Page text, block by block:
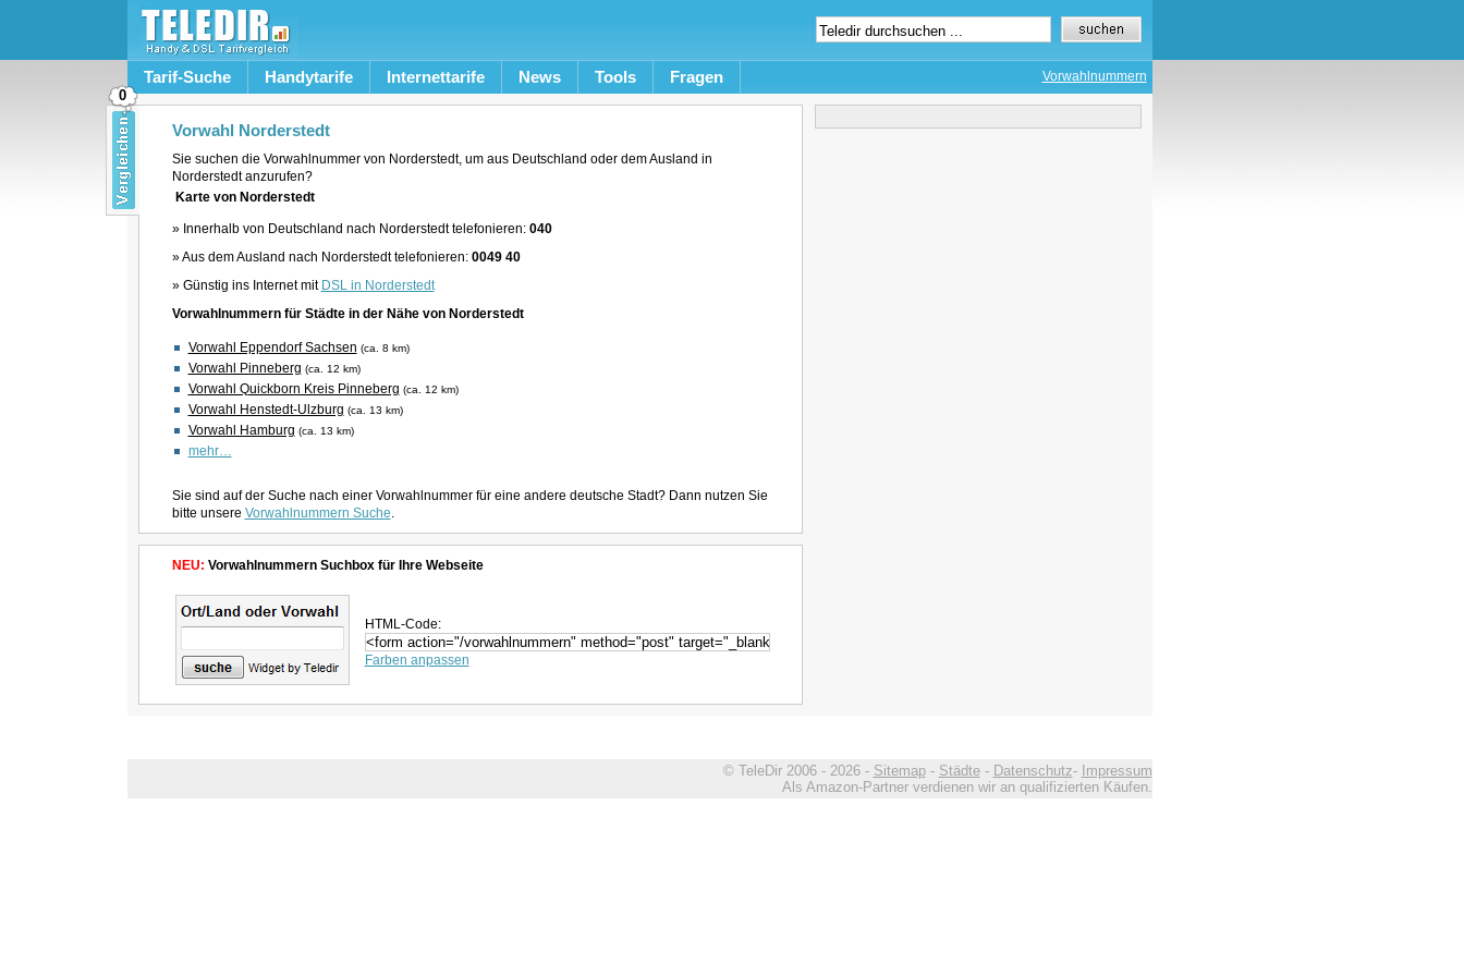
Tarif-Suche Handytarife Internettarife News Tools Fragen Vorwahlnummern
Vorwahl Norderstedt
Sie suchen die Vorwahlnummer von Norderstedt, um aus Deutschland oder dem Ausland in
Norderstedt anzurufen?
Karte von Norderstedt
» Innerhalb von Deutschland nach Norderstedt telefonieren: 040
» Aus dem Ausland nach Norderstedt telefonieren: 0049 40
» Günstig ins Internet mit DSL in Norderstedt
Vorwahlnummern für Städte in der Nähe von Norderstedt
Vorwahl Eppendorf Sachsen (ca. 8 km)
Vorwahl Pinneberg (ca. 12 km)
Vorwahl Quickborn Kreis Pinneberg (ca. 12 km)
Vorwahl Henstedt-Ulzburg (ca. 13 km)
Vorwahl Hamburg (ca. 13 km)
mehr…
Sie sind auf der Suche nach einer Vorwahlnummer für eine andere deutsche Stadt? Dann nutzen Sie
bitte unsere Vorwahlnummern Suche.
NEU: Vorwahlnummern Suchbox für Ihre Webseite
HTML-Code:
Farben anpassen
© TeleDir 2006 - 2026 - Sitemap- Städte- Datenschutz- Impressum
Als Amazon-Partner verdienen wir an qualifizierten Käufen.
0